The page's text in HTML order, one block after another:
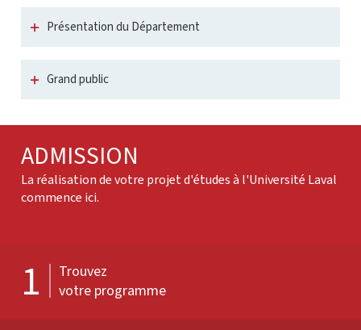
Présentation du Département
Grand public
ADMISSION
La réalisation de votre projet d'études à l'Université Laval
commence ici.
1
Trouvez
votre programme